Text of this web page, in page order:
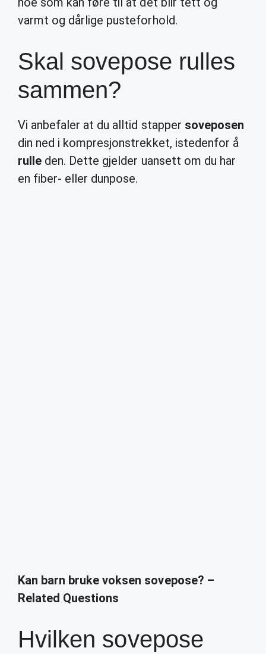
varmt og dårlige pusteforhold.
Skal sovepose rulles
sammen?
Vi anbefaler at du alltid stapper soveposen
din ned i kompresjonstrekket, istedenfor å
rulle den. Dette gjelder uansett om du har
en fiber- eller dunpose.
Kan barn bruke voksen sovepose? –
Related Questions
Hvilken sovepose